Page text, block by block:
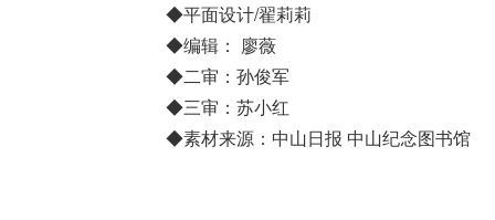
◆平面设计/翟莉莉
◆编辑： 廖薇
◆二审：孙俊军
◆三审：苏小红
◆素材来源：中山日报 中山纪念图书馆